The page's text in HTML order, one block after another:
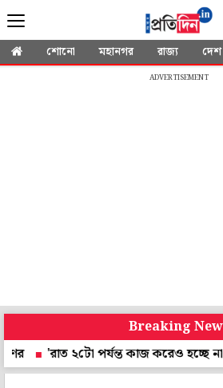
শোনো মহানগর রাজ্য দেশ
ADVERTISEMENT
Breaking
২টো পর্যন্ত কাজ করেও হচ্ছে না',